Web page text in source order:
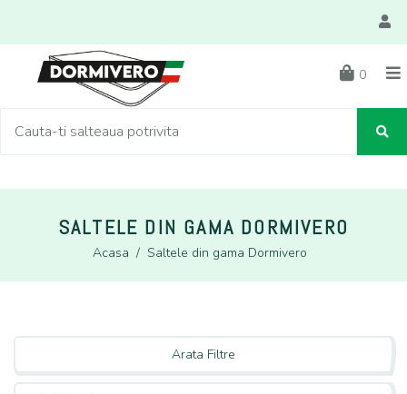
0
SALTELE DIN GAMA DORMIVERO
Acasa / Saltele din gama Dormivero
Arata Filtre